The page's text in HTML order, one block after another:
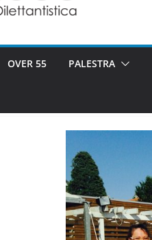
OVER 55 PALESTRA